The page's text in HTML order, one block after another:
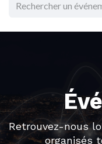
Retrouvez-nous
organisés